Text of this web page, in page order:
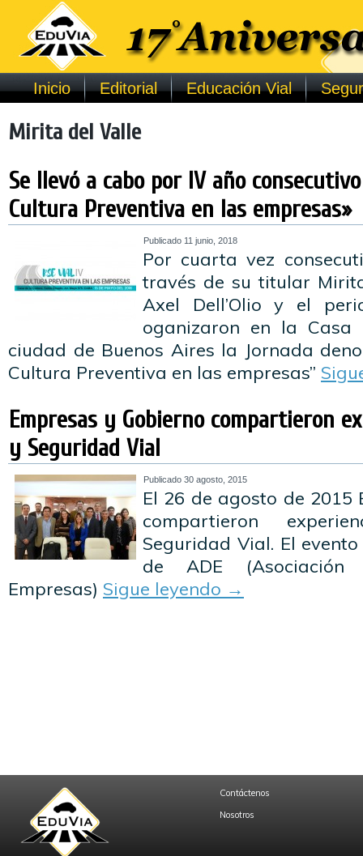
Inicio Editorial Educación Vial
Mirita del Valle
Se llevó a cabo por IV año consecutivo
Cultura Preventiva en las empresas»
Publicado 11 junio, 2018
Por cuarta vez
través de su titular
Axel Dell’Olio y el
oganizaron en la
ciudad de Buenos Aires la Jornada
Cultura Preventiva en las empresas”
Empresas y Gobierno compartieron
y Seguridad Vial
Publicado 30 agosto, 2015
El 26 de agosto de 2015
compartieron
Seguridad Vial. El
de ADE
Empresas) Sigue leyendo →
Contáctenos
Nosotros